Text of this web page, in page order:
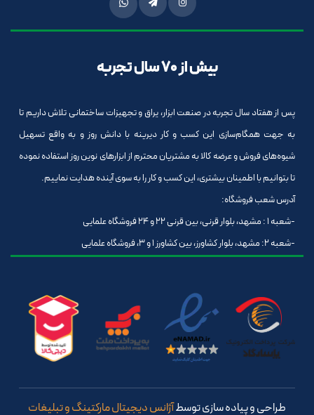
بیش از 70 سال تجربه
پس از هفتاد سال تجربه در صنعت ابزار، یراق و تجهیزات ساختمانی تلاش داریم تا
به جهت همگام‌سازی این کسب و کار دیرینه با دانش روز و به واقع تسهیل
شیوه‌های فروش و عرضه کالا به مشتریان محترم از ابزارهای نوین روز استفاده نموده
تا بتوانیم با اطمینان بیشتری، این کسب و کار را به سوی آینده هدایت نماییم.
آدرس شعب فروشگاه:
-شعبه 1 : مشهد، بلوار قرنی، بین قرنی 22 و 24 فروشگاه علمایی
-شعبه 2: مشهد، بلوار کشاورز، بین کشاورز 1 و 3، فروشگاه علمایی
طراحی و پیاده سازی توسطآژانس دیجیتال مارکتینگ و تبلیغات